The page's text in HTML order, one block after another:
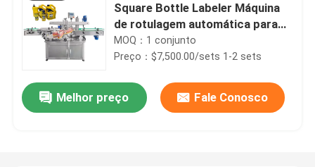
Casa
Vídeos
Square Bottle Labeler Máquina
de rotulagem automática para
garrafas de óleo lubrificante
MOQ：1 conjunto
Preço：$7,500.00/sets 1-2 sets
Melhor preço Fale Conosco